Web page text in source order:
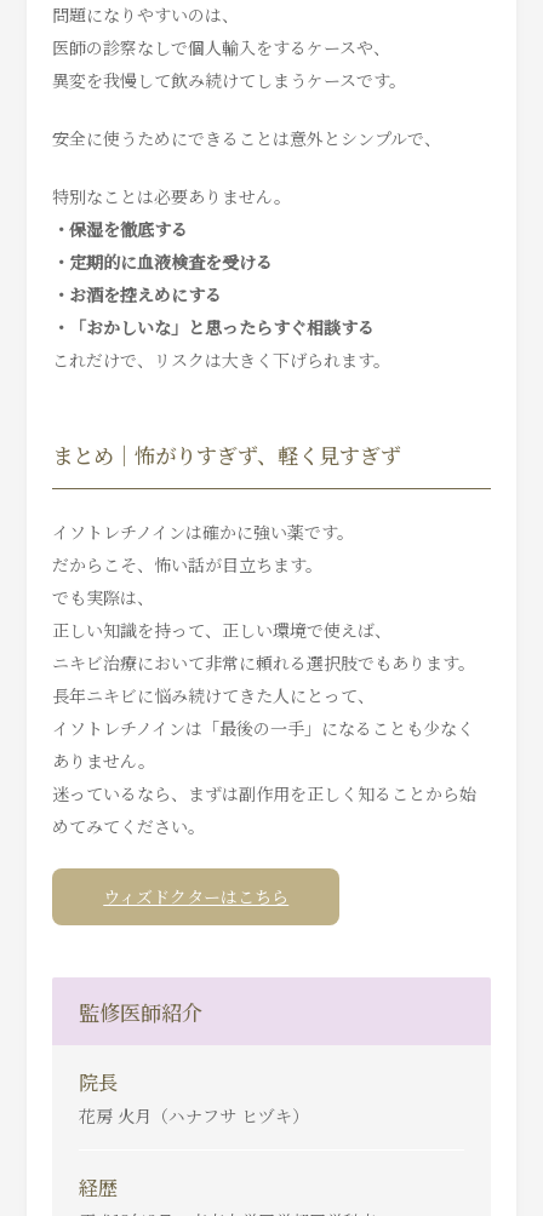
問題になりやすいのは、
医師の診察なしで個人輸入をするケースや、
異変を我慢して飲み続けてしまうケースです。
安全に使うためにできることは意外とシンプルで、
特別なことは必要ありません。
・保湿を徹底する
・定期的に血液検査を受ける
・お酒を控えめにする
・「おかしいな」と思ったらすぐ相談する
これだけで、リスクは大きく下げられます。
まとめ｜怖がりすぎず、軽く見すぎず
イソトレチノインは確かに強い薬です。
だからこそ、怖い話が目立ちます。
でも実際は、
正しい知識を持って、正しい環境で使えば、
ニキビ治療において非常に頼れる選択肢でもあります。
長年ニキビに悩み続けてきた人にとって、
イソトレチノインは「最後の一手」になることも少なく
ありません。
迷っているなら、まずは副作用を正しく知ることから始
めてみてください。
ウィズドクターはこちら
監修医師紹介
院長
花房 火月（ハナフサ ヒヅキ）
経歴